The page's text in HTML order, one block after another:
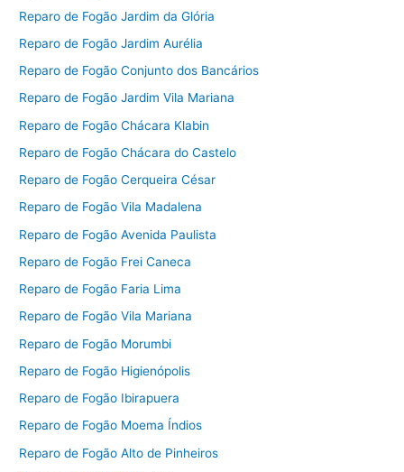
Reparo de Fogão Jardim da Glória
Reparo de Fogão Jardim Aurélia
Reparo de Fogão Conjunto dos Bancários
Reparo de Fogão Jardim Vila Mariana
Reparo de Fogão Chácara Klabin
Reparo de Fogão Chácara do Castelo
Reparo de Fogão Cerqueira César
Reparo de Fogão Vila Madalena
Reparo de Fogão Avenida Paulista
Reparo de Fogão Frei Caneca
Reparo de Fogão Faria Lima
Reparo de Fogão Vila Mariana
Reparo de Fogão Morumbi
Reparo de Fogão Higienópolis
Reparo de Fogão Ibirapuera
Reparo de Fogão Moema Índios
Reparo de Fogão Alto de Pinheiros